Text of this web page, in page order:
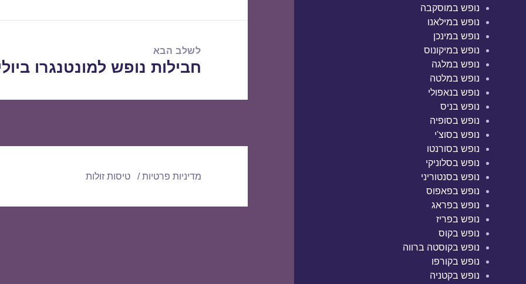
נופש במוסקבה
נופש במילאנו
נופש במינכן
נופש במיקונוס
נופש במלגה
נופש במלטה
נופש בנאפולי
נופש בניס
נופש בסופיה
נופש בסוצ'י
נופש בסורנטו
נופש בסלוניקי
נופש בסנטוריני
נופש בפאפוס
נופש בפראג
נופש בפריז
נופש בקוס
נופש בקוסטה ברווה
נופש בקורפו
נופש בקטניה
לשלב הבא
הפוסט
חבילות נופש למונטנגרו ביולי 01/07/
מדיניות פרטיות טיסות זולות